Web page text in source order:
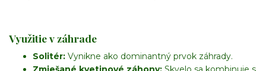
Využitie v záhrade
Solitér: Vynikne ako dominantný prvok záhrady.